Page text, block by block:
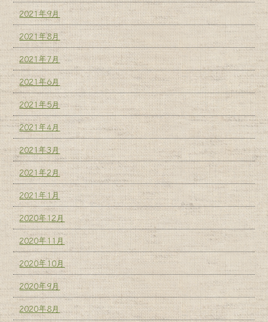
2021年9月
2021年8月
2021年7月
2021年6月
2021年5月
2021年4月
2021年3月
2021年2月
2021年1月
2020年12月
2020年11月
2020年10月
2020年9月
2020年8月